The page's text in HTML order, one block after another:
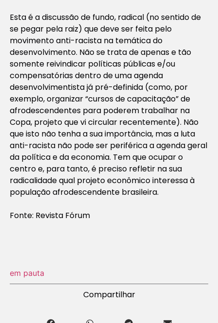
Esta é a discussão de fundo, radical (no sentido de
se pegar pela raiz) que deve ser feita pelo
movimento anti-racista na temática do
desenvolvimento. Não se trata de apenas e tão
somente reivindicar políticas públicas e/ou
compensatórias dentro de uma agenda
desenvolvimentista já pré-definida (como, por
exemplo, organizar “cursos de capacitação” de
afrodescendentes para poderem trabalhar na
Copa, projeto que vi circular recentemente). Não
que isto não tenha a sua importância, mas a luta
anti-racista não pode ser periférica a agenda geral
da política e da economia. Tem que ocupar o
centro e, para tanto, é preciso refletir na sua
radicalidade qual projeto econômico interessa à
população afrodescendente brasileira.
Fonte: Revista Fórum
em pauta
Compartilhar